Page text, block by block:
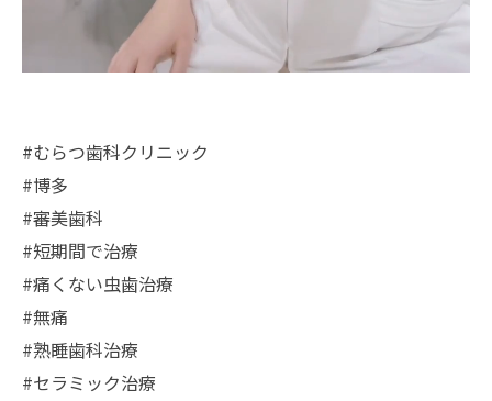
#むらつ歯科クリニック
#博多
#審美歯科
#短期間で治療
#痛くない虫歯治療
#無痛
#熟睡歯科治療
#セラミック治療